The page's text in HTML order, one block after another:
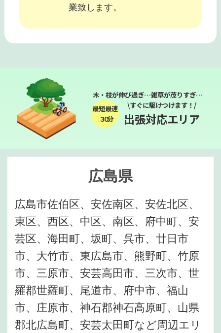
業致します。
木・枝が伸び過ぎ…雑草が茂りすぎ…
最短最速
３０分
\すぐに駆けつけます！/
出張対応エリア
広島県
広島市佐伯区、安佐南区、安佐北区、
東区、西区、中区、南区、府中町、安
芸区、海田町、坂町、呉市、廿日市
市、大竹市、東広島市、熊野町、竹原
市、三原市、安芸高田市、三次市、世
羅郡世羅町、尾道市、府中市、福山
市、庄原市、神石郡神石高原町、山県
郡北広島町、安芸太田町など周辺エリ